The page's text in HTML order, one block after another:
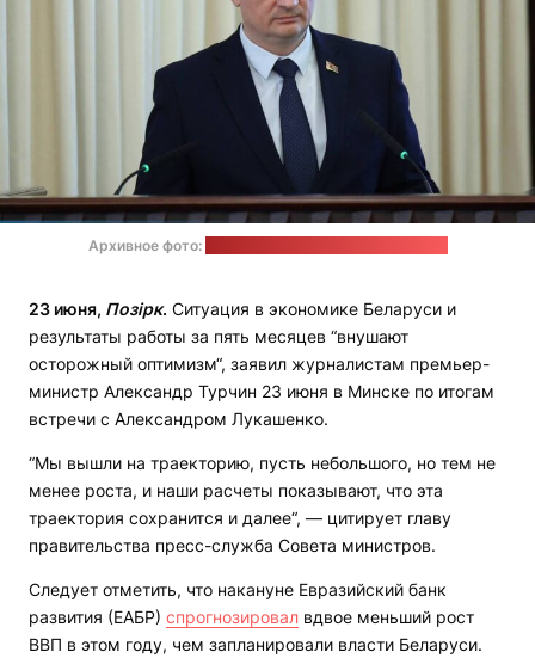
Архивное фото:
23 июня, Позірк. Ситуация в экономике Беларуси и
результаты работы за пять месяцев “внушают
осторожный оптимизм“, заявил журналистам премьер-
министр Александр Турчин 23 июня в Минске по итогам
встречи с Александром Лукашенко.
“Мы вышли на траекторию, пусть небольшого, но тем не
менее роста, и наши расчеты показывают, что эта
траектория сохранится и далее“, — цитирует главу
правительства пресс-служба Совета министров.
Следует отметить, что накануне Евразийский банк
развития (ЕАБР) спрогнозировал вдвое меньший рост
ВВП в этом году, чем запланировали власти Беларуси.